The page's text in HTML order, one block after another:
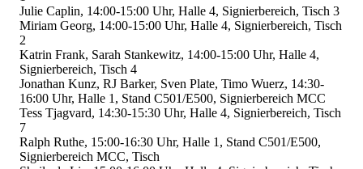
Julie Caplin, 14:00-15:00 Uhr, Halle 4, Signierbereich, Tisch 3
Miriam Georg, 14:00-15:00 Uhr, Halle 4, Signierbereich, Tisch
2
Katrin Frank, Sarah Stankewitz, 14:00-15:00 Uhr, Halle 4,
Signierbereich, Tisch 4
Jonathan Kunz, RJ Barker, Sven Plate, Timo Wuerz, 14:30-
16:00 Uhr, Halle 1, Stand C501/E500, Signierbereich MCC
Tess Tjagvard, 14:30-15:30 Uhr, Halle 4, Signierbereich, Tisch
7
Ralph Ruthe, 15:00-16:30 Uhr, Halle 1, Stand C501/E500,
Signierbereich MCC, Tisch